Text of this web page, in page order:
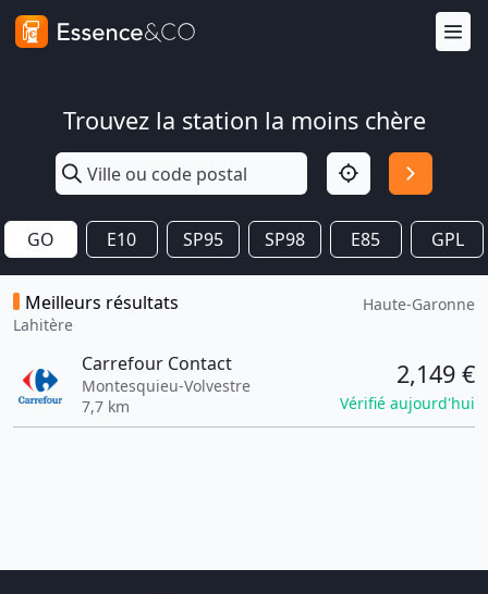
Trouvez la station la moins chère
GO E10 SP95 SP98 E85 GPL
Meilleurs résultats
Lahitère
Haute-Garonne
Carrefour Contact
Montesquieu-Volvestre
7,7 km
2,149 €
Vérifié aujourd'hui